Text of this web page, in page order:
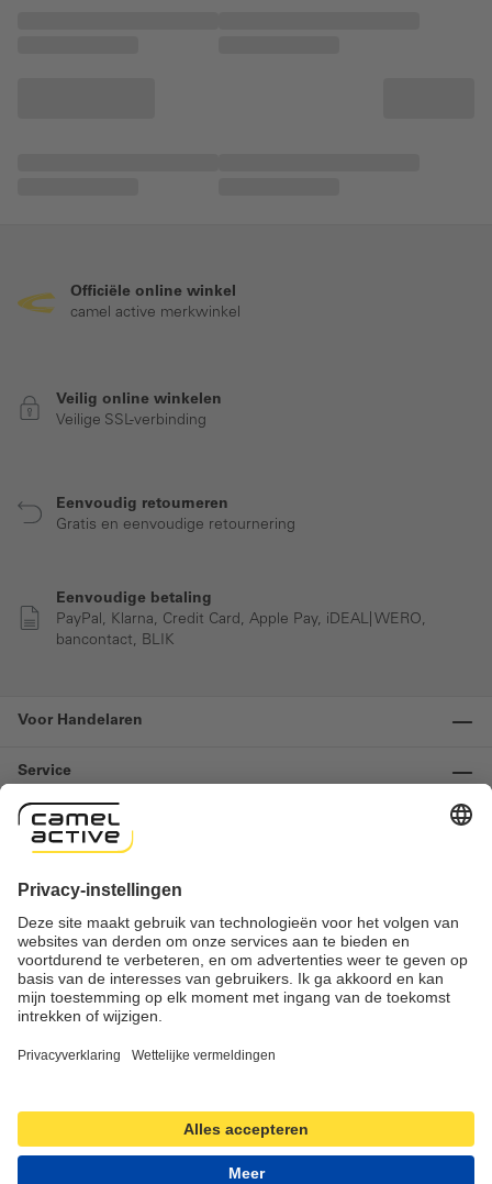
Officiële online winkel
camel active merkwinkel
Veilig online winkelen
Veilige SSL-verbinding
Eenvoudig retourneren
Gratis en eenvoudige retournering
Eenvoudige betaling
PayPal, Klarna, Credit Card, Apple Pay, iDEAL| WERO,
bancontact, BLIK
Voor Handelaren
Service
Informatie
Important links
Herroeping